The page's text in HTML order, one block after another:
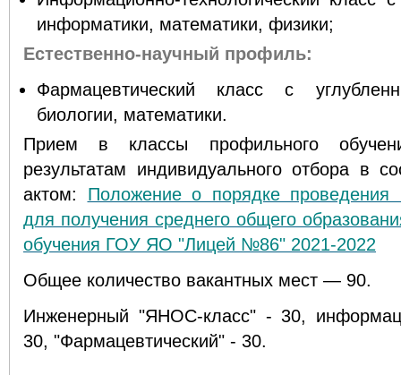
информатики, математики, физики;
Естественно-научный профиль:
Фармацевтический класс с
биологии, математики.
Прием в классы профильного
результатам индивидуального отбора в
актом:
Положение о порядке проведения
для получения среднего общего
обучения ГОУ ЯО "Лицей №86" 2021-2022
Общее количество вакантных мест — 90.
Инженерный "ЯНОС-класс" - 30,
30, "Фармацевтический" - 30.